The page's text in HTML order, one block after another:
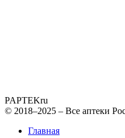
PAPTEKru
© 2018–2025 – Все аптеки
Главная